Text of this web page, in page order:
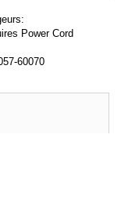
Power Cord
60070